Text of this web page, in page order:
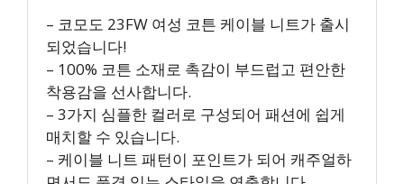
– 코모도 23FW 여성 코튼 케이블 니트가 출시
되었습니다!
– 100% 코튼 소재로 촉감이 부드럽고 편안한
착용감을 선사합니다.
– 3가지 심플한 컬러로 구성되어 패션에 쉽게
매치할 수 있습니다.
– 케이블 니트 패턴이 포인트가 되어 캐주얼하